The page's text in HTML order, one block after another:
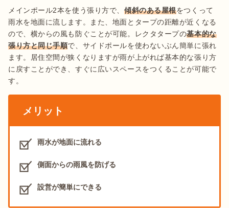
メインポール2本を使う張り方で、 傾斜のある屋根をつくって
雨水を地面に流します。また、地面とタープの距離が近くなる
ので、横からの風も防ぐことが可能。レクタタープの基本的な
張り方と同じ手順で、サイドポールを使わないぶん簡単に張れ
ます。居住空間が狭くなりますが雨が上がれば基本的な張り方
に戻すことができ、すぐに広いスペースをつくることが可能で
す。
メリット
雨水が地面に流れる
側面からの雨風を防げる
設営が簡単にできる